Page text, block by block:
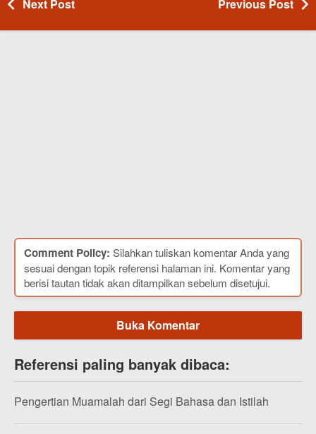
Next Post Previous Post
Comment Policy: Silahkan tuliskan komentar Anda yang
sesuai dengan topik referensi halaman ini. Komentar yang
berisi tautan tidak akan ditampilkan sebelum disetujui.
Buka Komentar
Referensi paling banyak dibaca:
Pengertian Muamalah dari Segi Bahasa dan Istilah